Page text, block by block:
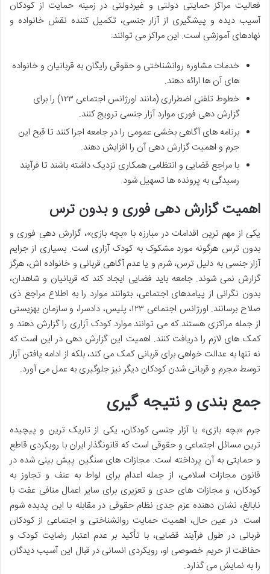
فعالیت مراکز حمایتی دولتی و غیردولتی در زمینه حمایت از کودکان
آسیب دیده و پیشگیری از آزار جنسی، تکمیل کننده نقش خانواده و
نهادهای آموزشی است. این مراکز می توانند:
خدمات مشاوره روانشناختی و حقوقی رایگان به قربانیان و خانواده
های آن ها ارائه دهند.
خطوط تلفنی اضطراری (مانند اورژانس اجتماعی ۱۲۳) را برای
گزارش دهی فوری موارد آزار جنسی ترویج کنند.
برنامه های آگاهی بخشی عمومی را در جامعه اجرا کنند تا قبح این
جرم و اهمیت گزارش دهی آن را افزایش دهند.
با مراجع قضایی و انتظامی همکاری نزدیک داشته باشند تا فرآیند
رسیدگی به پرونده ها تسهیل شود.
اهمیت گزارش دهی فوری و بدون ترس
یکی از مهم ترین اقدامات در مبارزه با «بچه بازی»، گزارش دهی فوری و
بدون ترس هرگونه مورد مشکوک به کودک آزاری است. بسیاری از جرایم
آزار جنسی به دلیل ترس، شرم و یا عدم آگاهی قربانی و خانواده اش، هرگز
گزارش نمی شوند. جامعه باید فضایی ایجاد کند که قربانیان و شاهدان،
بدون نگرانی از پیامدهای اجتماعی، بتوانند موارد را به اطلاع مراجع ذی
صلاح برسانند. اورژانس اجتماعی ۱۲۳، پلیس، دادسرا، و سازمان بهزیستی
از جمله مراکزی هستند که می توانند موارد کودک آزاری را گزارش دهند و
کمک های لازم را دریافت کنند. اهمیت این گزارش دهی در این است که
نه تنها به عدالت خواهی برای قربانی کمک می کند، بلکه از ادامه یافتن آزار
توسط مجرم و قربانی شدن کودکان دیگر نیز جلوگیری به عمل می آورد.
جمع بندی و نتیجه گیری
جرم «بچه بازی» یا آزار جنسی کودکان، یکی از تاریک ترین و پیچیده
ترین مسائل اجتماعی و حقوقی است که قانونگذار ایران با رویکردی قاطع
و حمایتی به آن پرداخته است. مجازات های سنگین پیش بینی شده در
قانون مجازات اسلامی، از جمله اعدام برای لواط به عنف و تجاوز به
کودکان، و مجازات های حدی و تعزیری برای سایر اعمال منافی عفت با
نابالغ، نشان دهنده عزم جدی نظام حقوقی در مقابله با این پدیده شوم
است. در عین حال، اهمیت حمایت روانشناختی و اجتماعی از کودکان
قربانی در طول فرآیند قضایی، با تأکید بر عدم اعتبار رضایت کودک و
حفاظت از حریم خصوصی او، رویکردی انسانی در قبال این آسیب دیدگان
را به نمایش می گذارد.